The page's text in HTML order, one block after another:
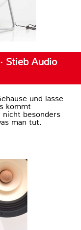
Stieb Audio
und lasse
kommt
nicht besonders
man tut.